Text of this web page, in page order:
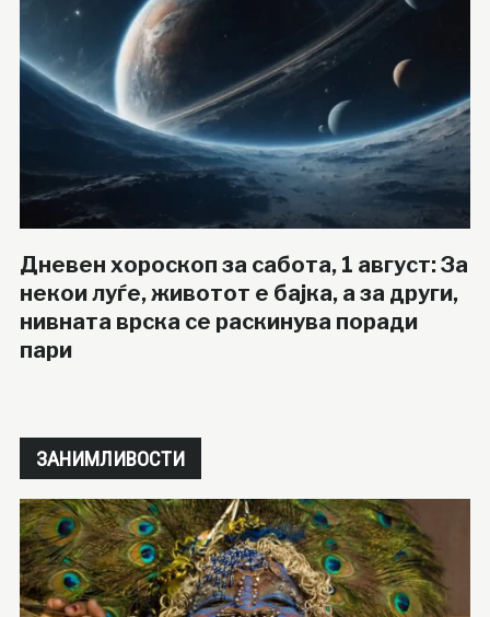
Дневен хороскоп за сабота, 1 август: За
некои луѓе, животот е бајка, а за други,
нивната врска се раскинува поради
пари
ЗАНИМЛИВОСТИ